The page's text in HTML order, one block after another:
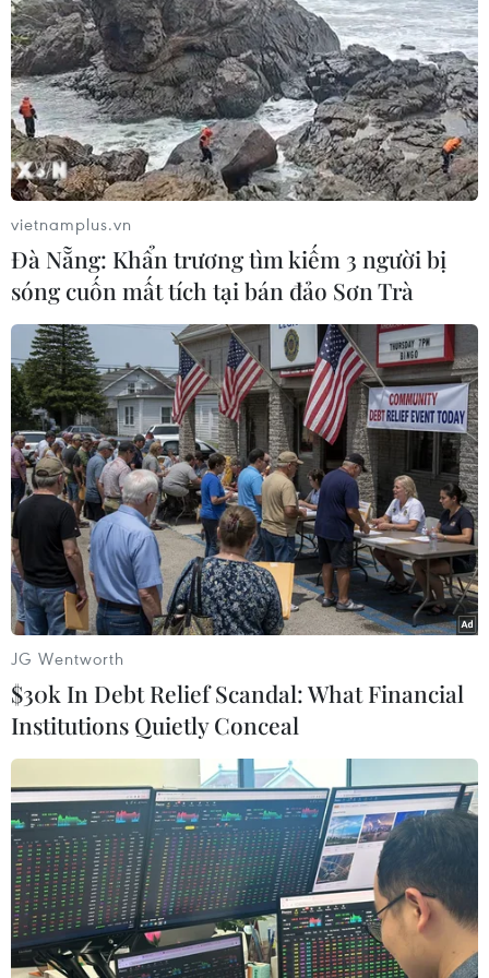
TIN LIÊN QUAN
Tuyên dương học sinh đoạt giải Olympic,
thi KHKT quốc tế 2018
19/10/2018 22:55
Tối 19/10, tại Trường THPT chuyên Amstecdam Hà Nội,
Bộ Giáo dục và Đào tạo tổ chức lễ tuyên dương học sinh
THPT đoạt giải Olympic và cuộc thi khoa học kỹ thuật
quốc tế năm 2018.
vietnamplus.vn
Đà Nẵng: Khẩn trương tìm kiếm 3 người bị
sóng cuốn mất tích tại bán đảo Sơn Trà
JG Wentworth
$30k In Debt Relief Scandal: What Financial
Institutions Quietly Conceal